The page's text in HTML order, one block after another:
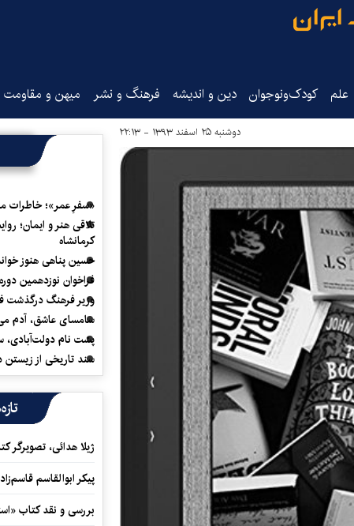
علم کودک‌ونوجوان دین و اندیشه فرهنگ و نشر میهن و مقاومت
دوشنبه ۲۵ اسفند ۱۳۹۳ - ۲۲:۱۳
«سفرِ عمر»؛ خاطرات
تلاقی هنر و ایمان؛
کرمانشاه
حسین پناهی هنوز
فراخوان نوزدهمین
وزیر فرهنگ درگذشت
سامسای عاشق، آدم
پشت نام دولت‌آبادی،
سند تاریخی از
ژیلا هدائی،
پیکر ابوالقاسم
بررسی و نقد کتاب